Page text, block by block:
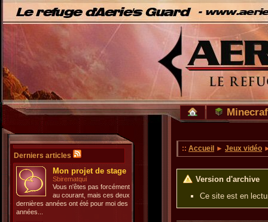
Derniers articles
Mon projet de stage
Sbirematqui
Vous n'êtes pas forcément
au courant, mais ces deux
dernières années ont été pour moi des
années...
:: Accueil ► Jeux vidéo
Version d'archive
Ce site est en